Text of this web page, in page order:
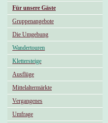
Für unsere Gäste
Gruppenangebote
Die Umgebung
Wandertouren
Klettersteige
Ausflüge
Mittelaltermärkte
Vergangenes
Umfrage